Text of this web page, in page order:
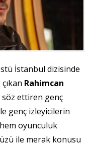
İstanbul dizisinde
Rahimcan
söz ettiren genç
genç izleyicilerin
oyunculuk
ile merak konusu